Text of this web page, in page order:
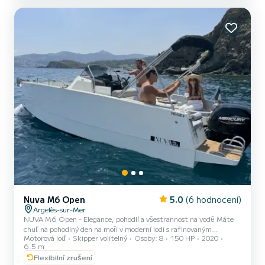
Nuva M6 Open 5.0 (6 hodnocení)
Argelès-sur-Mer
NUVA M6 Open - Elegance, pohodlí a všestrannost na vodě Máte
chuť na pohodlný den na moři v moderní lodi s rafinovaným
designem? Objevte NUVA M6 Open, elegantní a výkonnou
jednotku, ideální pro svobodné objevování pobřeží. S čistými liniemi,
optimalizovaným prostorem a intuitivním ovládáním je NUVA M6
Motorová loď Skipper volitelný Osoby: 8 150 HP
2020
6.5 m
Flexibilní zrušení